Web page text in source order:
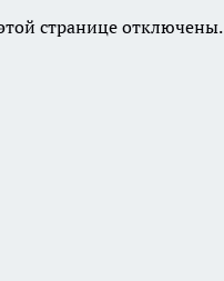
странице отключены.